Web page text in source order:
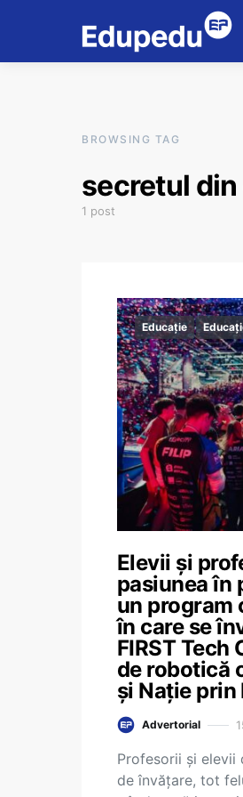
BROWSING TAG
secretul
1 post
Educație
Elevii și
pasiunea în
un program
în care se
FIRST Tech
de robotică
și Nație prin
Advertorial
Profesorii și elevii
de învățare, tot